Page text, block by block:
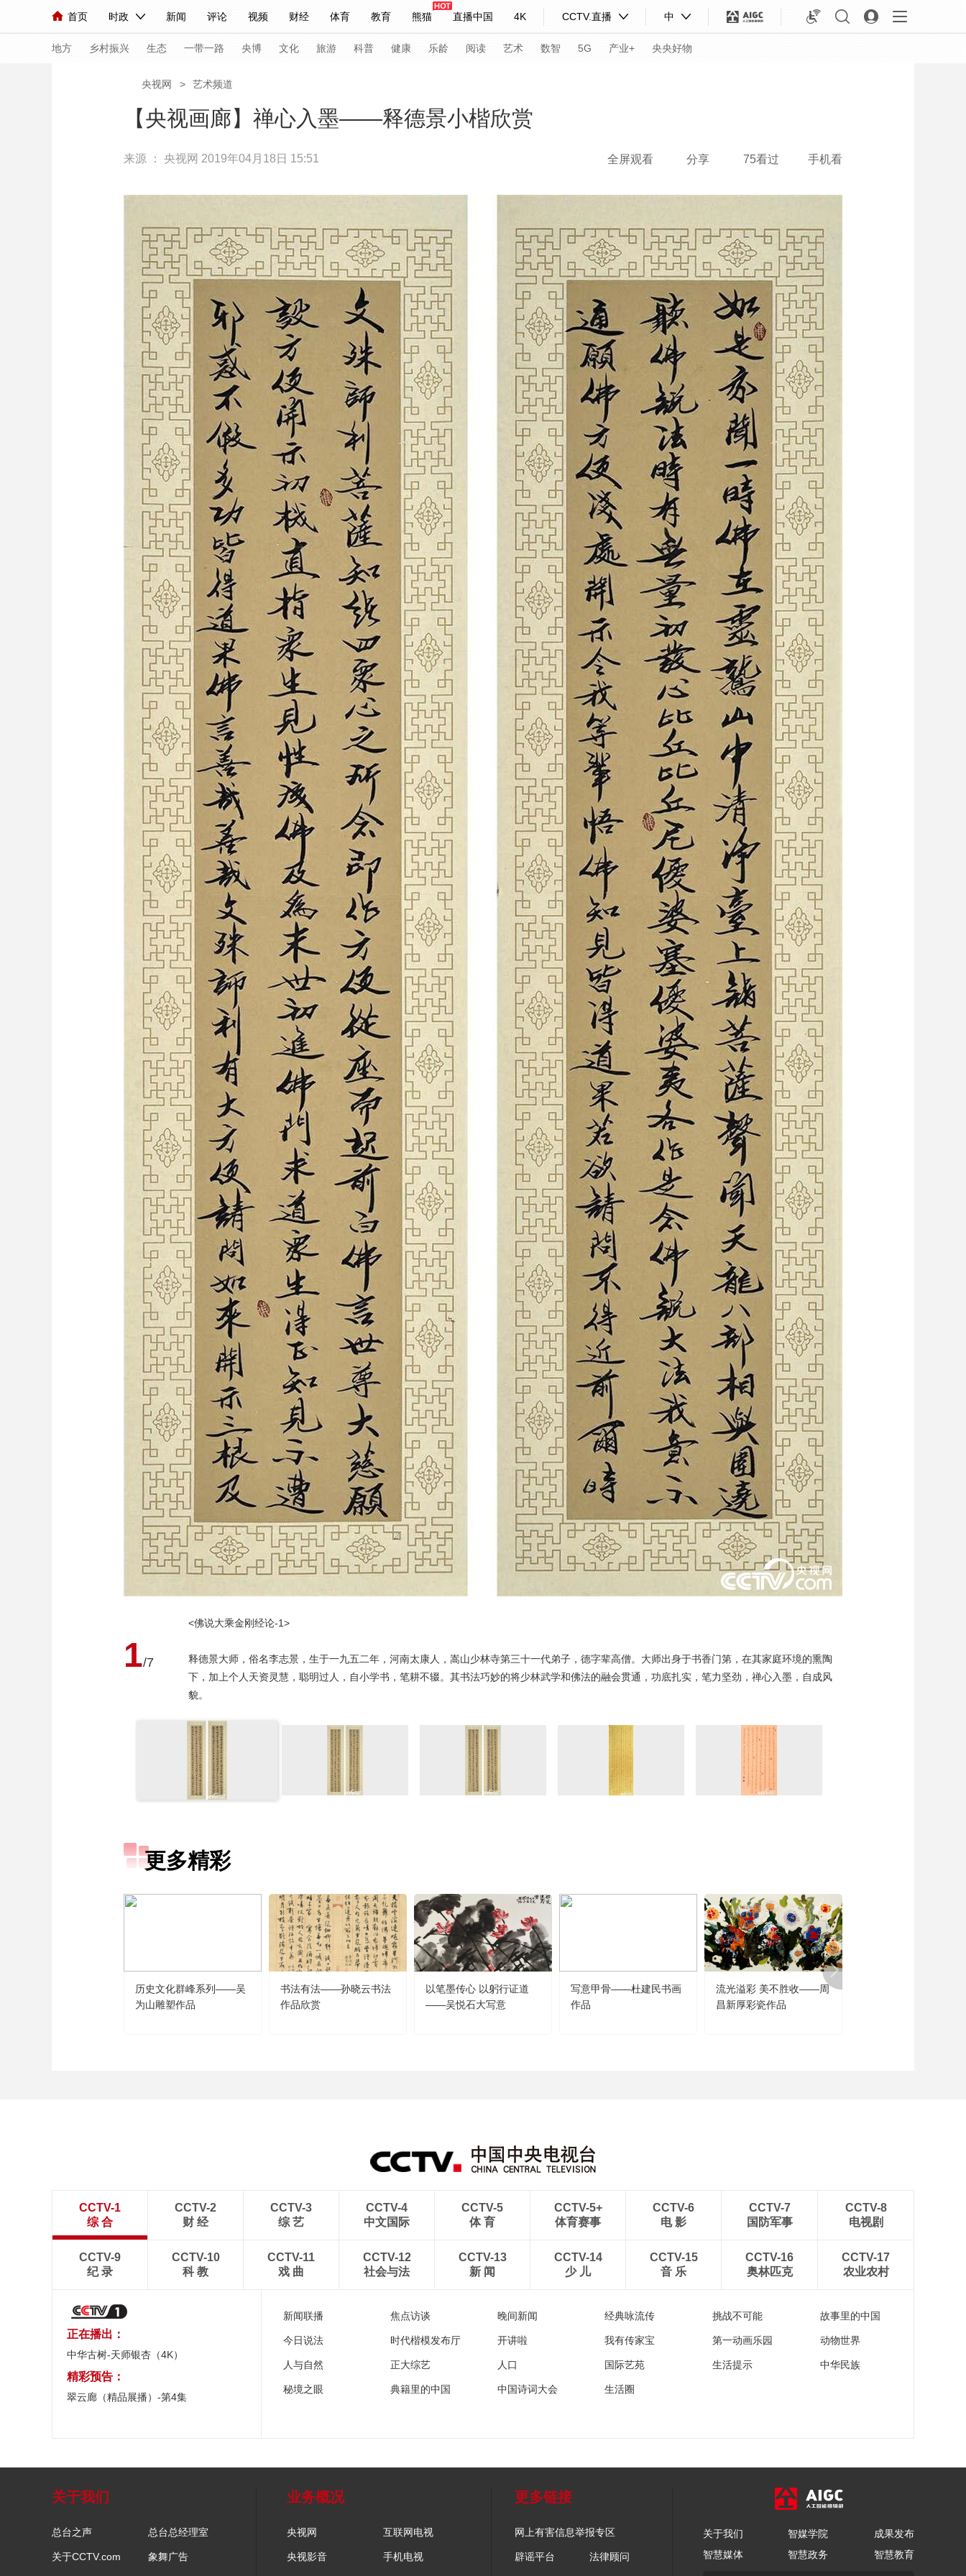
首页 时政 新闻 评论 视频 财经 体育 教育 熊猫 直播中国 4K CCTV.直播 中
人民领袖习近平 联播+ 中国领导人 央视快评 习式妙语 热解读 天天学习
直播 栏目大全 节目单 听音 微视频 主持人 下载央视影音
海外频道 iPanda English Монгол
地方 乡村振兴 生态 一带一路 央博 文化 旅游 科普 健康 乐龄 阅读 艺术 数智 5G 产业+ 央央好物
国内 国际 评论 经济 军事
小央直播 直播中国
比划 快看 蓝海中国 新兵请入列 人生第一次 人生第二次
竞猜 2026年世界杯 2026年冬奥会 CBA NBA 国际足球 网球 综合体育 亚冬会
CCTV奥林匹克频道 生活体育大会 体育江湖 文化体育 足球道路
乡村振兴 生态环境 一带一路 央博 文化 科普 健康 乐龄 艺术 数智 5G
大国展会 大国保险 云顶对话 超级工厂 智敬中国 全民健康 颜选攻略 海洋 时尚 天气 才艺 网展 央央好物
CCTV.节目官网 直播 节目单 栏目 片库 热播榜 总台企业白名单
央视网 > 艺术频道
【央视画廊】禅心入墨——释德景小楷欣赏
来源 ： 央视网 2019年04月18日 15:51 全屏观看 分享 75看过 手机看
1/7
<佛说大乘金刚经论-1>
释德景大师，俗名李志景，生于一九五二年，河南太康人，嵩山少林寺第三十一代弟子，德字辈高僧。大师出身于书香门第，在其家庭环境的熏陶
下，加上个人天资灵慧，聪明过人，自小学书，笔耕不辍。其书法巧妙的将少林武学和佛法的融会贯通，功底扎实，笔力坚劲，禅心入墨，自成风
貌。
更多精彩
历史文化群峰系列——吴
为山雕塑作品
书法有法——孙晓云书法
作品欣赏
以笔墨传心 以躬行证道
——吴悦石大写意
写意甲骨——杜建民书画
作品
流光溢彩 美不胜收——周
昌新厚彩瓷作品
CCTV-1
综 合
CCTV-2
财 经
CCTV-3
综 艺
CCTV-4
中文国际
CCTV-5
体 育
CCTV-5+
体育赛事
CCTV-6
电 影
CCTV-7
国防军事
CCTV-8
电视剧
CCTV-9
纪 录
CCTV-10
科 教
CCTV-11
戏 曲
CCTV-12
社会与法
CCTV-13
新 闻
CCTV-14
少 儿
CCTV-15
音 乐
CCTV-16
奥林匹克
CCTV-17
农业农村
正在播出：
中华古树-天师银杏（4K）
精彩预告：
翠云廊（精品展播）-第4集
新闻联播 焦点访谈 晚间新闻 经典咏流传 挑战不可能 故事里的中国
今日说法 时代楷模发布厅 开讲啦 我有传家宝 第一动画乐园 动物世界
人与自然 正大综艺 人口 国际艺苑 生活提示 中华民族
秘境之眼 典籍里的中国 中国诗词大会 生活圈
关于我们
总台之声 总台总经理室
关于CCTV.com 象舞广告
业务概况
央视网 互联网电视
央视影音 手机电视
更多链接
网上有害信息举报专区
辟谣平台 法律顾问
关于我们 智媒学院
成果发布
智慧媒体
智慧政务 智慧教育